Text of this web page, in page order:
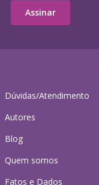
Dúvidas/Atendimento
Autores
Blog
Quem somos
Fatos e Dados
Assinar